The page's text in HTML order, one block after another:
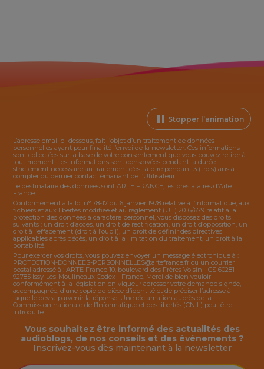
Stopper l’animation
L’adresse email ci-dessous, fait l’objet d’un traitement de données
personnelles ayant pour finalité l’envoi de la newsletter. Ces informations
sont collectées sur la base de votre consentement que vous pouvez retirer à
tout moment. Les informations sont conservées pendant la durée
strictement nécessaire au traitement c’est-à-dire pendant 3 (trois) ans à
compter du dernier contact émanant de l’Utilisateur.
Le destinataire des données sont ARTE FRANCE, les prestataires d’Arte
France.
Conformément à la loi n° 78-17 du 6 janvier 1978 relative à l’informatique, aux
fichiers et aux libertés modifiée et au règlement (UE) 2016/679 relatif à la
protection des données à caractère personnel, vous disposez des droits
suivants : un droit d’accès, un droit de rectification, un droit d’opposition, un
droit à l’effacement (droit à l’oubli), un droit de définir des directives
applicables après décès, un droit à la limitation du traitement, un droit à la
portabilité.
Pour exercer vos droits, vous pouvez envoyer un message électronique à :
PROTECTION-DONNEES-PERSONNELLES@artefrance.fr ou un courrier
postal adressé à : ARTE France 10, boulevard des Frères Voisin - CS 60281 -
92785 Issy-Les-Moulineaux Cedex - France. Merci de bien vouloir
conformément à la législation en vigueur adresser votre demande signée,
accompagnée, d’une copie de pièce d’identité et de préciser l’adresse à
laquelle devra parvenir la réponse. Une réclamation auprès de la
Commission nationale de l’Informatique et des libertés (CNIL) peut être
introduite.
Vous souhaitez être informé des actualités des
audioblogs, de nos conseils et des événements ?
Inscrivez-vous dès maintenant à la newsletter